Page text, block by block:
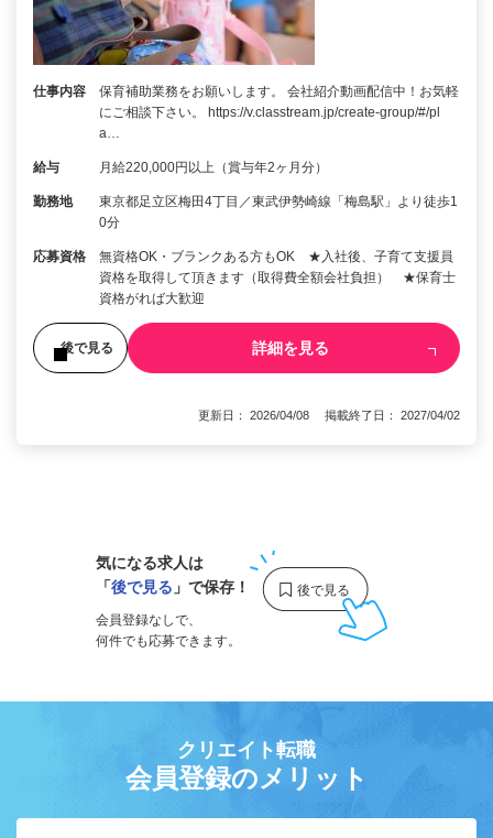
仕事内容
保育補助業務をお願いします。 会社紹介動画配信中！お気軽
にご相談下さい。 https://v.classtream.jp/create-group/#/pl
a…
給与 月給220,000円以上（賞与年2ヶ月分）
勤務地
東京都足立区梅田4丁目／東武伊勢崎線「梅島駅」より徒歩1
0分
応募資格
無資格OK・ブランクある方もOK ★入社後、子育て支援員
資格を取得して頂きます（取得費全額会社負担） ★保育士
資格がれば大歓迎
後で見る 詳細を見る
更新日： 2026/04/08 掲載終了日： 2027/04/02
気になる求人は
「後で見る 」で保存！
会員登録なしで、
何件でも応募できます。
クリエイト転職
会員登録のメリット